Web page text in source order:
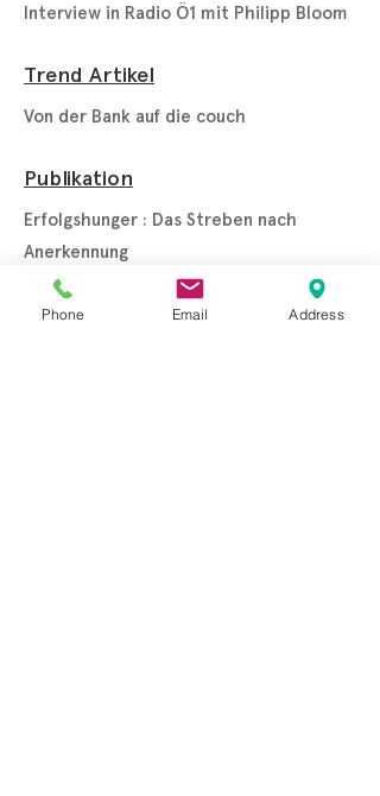
Interview in Radio Ö1 mit Philipp Bloom​
Trend Artikel
Von der Bank auf die couch
Publikation
Erfolgshunger : Das Streben nach
Anerkennung
Vera Molnar Alexander Schall
Phone Email Address